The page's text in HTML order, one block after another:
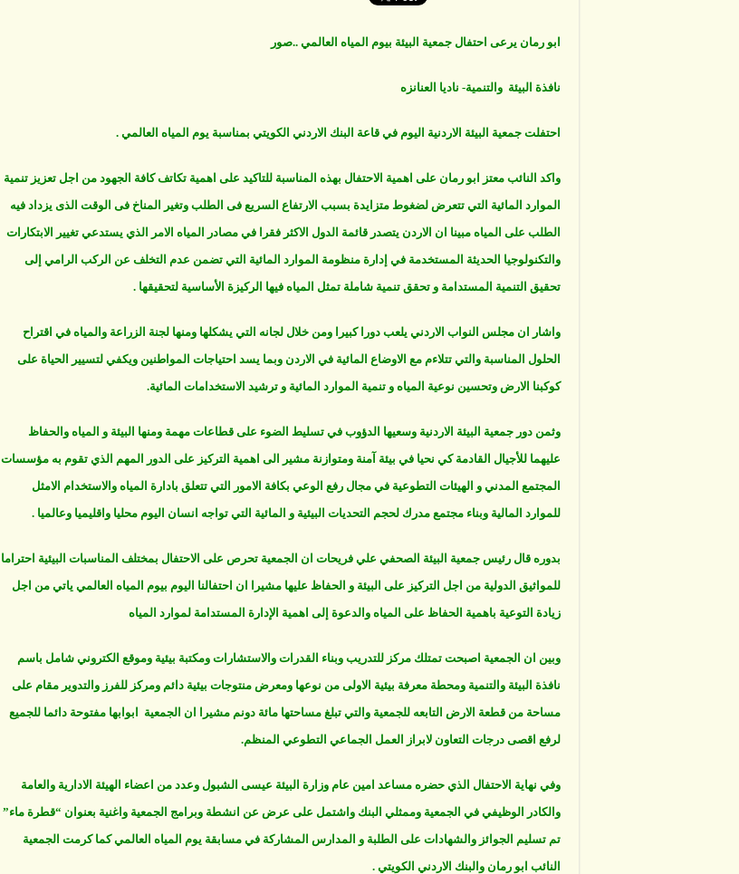
بيوم
المياه
ابو رمان يرعى احتفال جمعية البيئة بيوم المياه العالمي ..صور
نافذة البيئة والتنمية- ناديا العنانزه
احتفلت جمعية البيئة الاردنية اليوم في قاعة البنك الاردني الكويتي بمناسبة يوم المياه العالمي .
واكد النائب معتز ابو رمان على اهمية الاحتفال بهذه المناسبة للتاكيد على اهمية تكاتف كافة الجهود من اجل تعزيز تنمية
الموارد المائية التي تتعرض لضغوط متزايدة بسبب الارتفاع السريع فى الطلب وتغير المناخ فى الوقت الذى يزداد فيه
الطلب على المياه مبينا ان الاردن يتصدر قائمة الدول الاكثر فقرا في مصادر المياه الامر الذي يستدعي تغيير الابتكارات
والتكنولوجيا الحديثة المستخدمة في إدارة منظومة الموارد المائية التي تضمن عدم التخلف عن الركب الرامي إلى
تحقيق التنمية المستدامة و تحقق تنمية شاملة تمثل المياه فيها الركيزة الأساسية لتحقيقها .
واشار ان مجلس النواب الاردني يلعب دورا كبيرا ومن خلال لجانه التي يشكلها ومنها لجنة الزراعة والمياه في اقتراح
الحلول المناسبة والتي تتلاءم مع الاوضاع المائية في الاردن وبما يسد احتياجات المواطنين ويكفي لتسيير الحياة على
كوكبنا الارض وتحسين نوعية المياه و تنمية الموارد المائية و ترشيد الاستخدامات المائية.
وثمن دور جمعية البيئة الاردنية وسعيها الدؤوب في تسليط الضوء على قطاعات مهمة ومنها البيئة و المياه والحفاظ
عليهما للأجيال القادمة كي نحيا في بيئة آمنة ومتوازنة مشير الى اهمية التركيز على الدور المهم الذي تقوم به مؤسسات
المجتمع المدني و الهيئات التطوعية في مجال رفع الوعي بكافة الامور التي تتعلق بادارة المياه والاستخدام الامثل
للموارد المالية وبناء مجتمع مدرك لحجم التحديات البيئية و المائية التي تواجه انسان اليوم محليا واقليميا وعالميا .
بدوره قال رئيس جمعية البيئة الصحفي علي فريحات ان الجمعية تحرص على الاحتفال بمختلف المناسبات البيئية احتراما
للمواثيق الدولية من اجل التركيز على البيئة و الحفاظ عليها مشيرا ان احتفالنا اليوم بيوم المياه العالمي ياتي من اجل
زيادة التوعية باهمية الحفاظ على المياه والدعوة إلى اهمية الإدارة المستدامة لموارد المياه
وبين ان الجمعية اصبحت تمتلك مركز للتدريب وبناء القدرات والاستشارات ومكتبة بيئية وموقع الكتروني شامل باسم
نافذة البيئة والتنمية ومحطة معرفة بيئية الاولى من نوعها ومعرض منتوجات بيئية دائم ومركز للفرز والتدوير مقام على
مساحة من قطعة الارض التابعه للجمعية والتي تبلغ مساحتها مائة دونم مشيرا ان الجمعية ابوابها مفتوحة دائما للجميع
لرفع اقصى درجات التعاون لابراز العمل الجماعي التطوعي المنظم.
وفي نهاية الاحتفال الذي حضره مساعد امين عام وزارة البيئة عيسى الشبول وعدد من اعضاء الهيئة الادارية والعامة
والكادر الوظيفي في الجمعية وممثلي البنك واشتمل على عرض عن انشطة وبرامج الجمعية واغنية بعنوان “قطرة ماء”
تم تسليم الجوائز والشهادات على الطلبة و المدارس المشاركة في مسابقة يوم المياه العالمي كما كرمت الجمعية
النائب ابو رمان والبنك الاردني الكويتي .